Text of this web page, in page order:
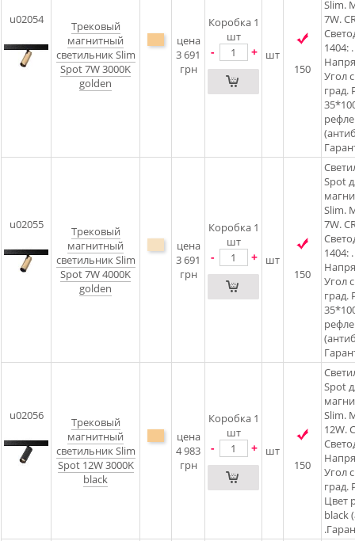
u02054
Трековый
магнитный
светильник Slim
Spot 7W 3000K
golden
цена
3 691
грн
Коробка 1
шт
- +
шт
150
Slim.
7W.
1404: .
Угол
град.
u02055
Трековый
магнитный
светильник Slim
Spot 7W 4000K
golden
цена
3 691
грн
Коробка 1
шт
- +
шт
150
Spot
Slim.
7W.
1404: .
Угол
град.
u02056
Трековый
магнитный
светильник Slim
Spot 12W 3000K
black
цена
4 983
грн
Коробка 1
шт
- +
шт
150
Spot
Slim.
12W.
Угол
град.
Цвет
black